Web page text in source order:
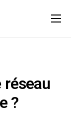
?